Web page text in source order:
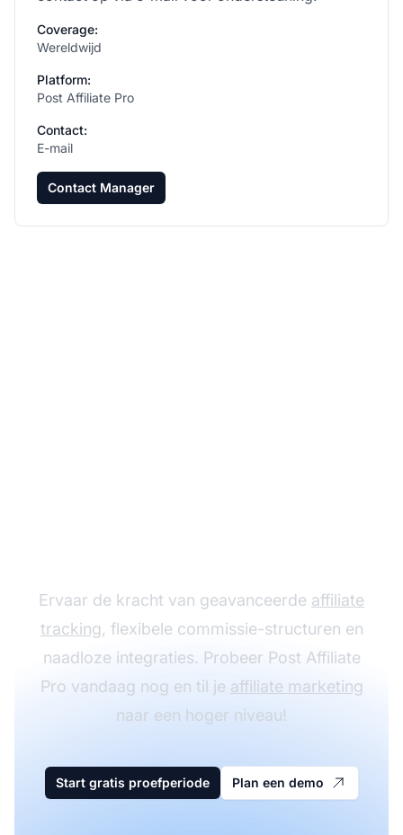
Coverage:
Wereldwijd
Platform:
Post Affiliate Pro
Contact:
E-mail
Contact Manager
Ervaar de kracht van geavanceerde affiliate
tracking, flexibele commissie-structuren en
naadloze integraties. Probeer Post Affiliate
Pro vandaag nog en til je affiliate marketing
naar een hoger niveau!
Start gratis proefperiode Plan een demo